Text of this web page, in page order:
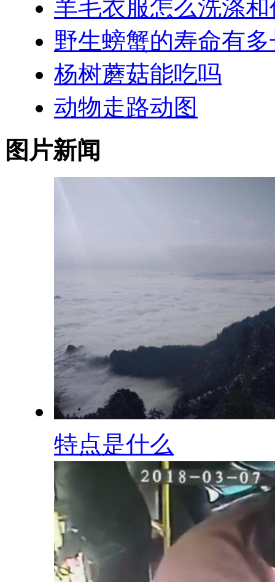
羊毛衣服怎么洗涤
野生螃蟹的寿命有多
杨树蘑菇能吃吗
动物走路动图
图片新闻
特点是什么